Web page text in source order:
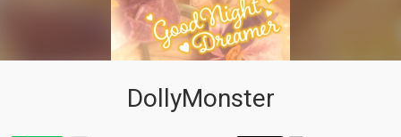
DollyMonster